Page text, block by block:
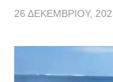
26 ΔΕΚΕΜΒΡΊΟΥ,